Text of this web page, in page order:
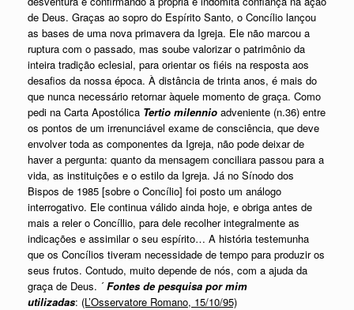
de Deus. Graças ao sopro do Espírito Santo, o Concílio lançou
as bases de uma nova primavera da Igreja. Ele não marcou a
ruptura com o passado, mas soube valorizar o patrimônio da
inteira tradição eclesial, para orientar os fiéis na resposta aos
desafios da nossa época. À distância de trinta anos, é mais do
que nunca necessário retornar àquele momento de graça. Como
pedi na Carta Apostólica Tertio milennio adveniente (n.36) entre
os pontos de um irrenunciável exame de consciência, que deve
envolver toda as componentes da Igreja, não pode deixar de
haver a pergunta: quanto da mensagem conciliara passou para a
vida, as instituições e o estilo da Igreja. Já no Sínodo dos
Bispos de 1985 [sobre o Concílio] foi posto um análogo
interrogativo. Ele continua válido ainda hoje, e obriga antes de
mais a reler o Concíllio, para dele recolher integralmente as
indicações e assimilar o seu espírito… A história testemunha
que os Concílios tiveram necessidade de tempo para produzir os
seus frutos. Contudo, muito depende de nós, com a ajuda da
graça de Deus. ´ Fontes de pesquisa por mim
utilizadas: (L’Osservatore Romano, 15/10/95)